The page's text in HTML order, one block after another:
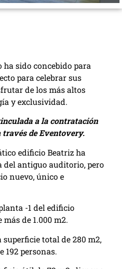
sido concebido para
para celebrar sus
de los más altos
y exclusividad.
a la contratación
de Eventovery.
edificio Beatriz ha
del antiguo auditorio, pero
nuevo, único e
-1 del edificio
de 1.000 m2.
total de 280 m2,
192 personas.